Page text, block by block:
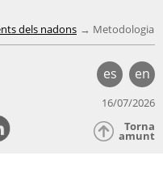
dels nadons Metodologia
es en
16/07/2026
Torna
amunt